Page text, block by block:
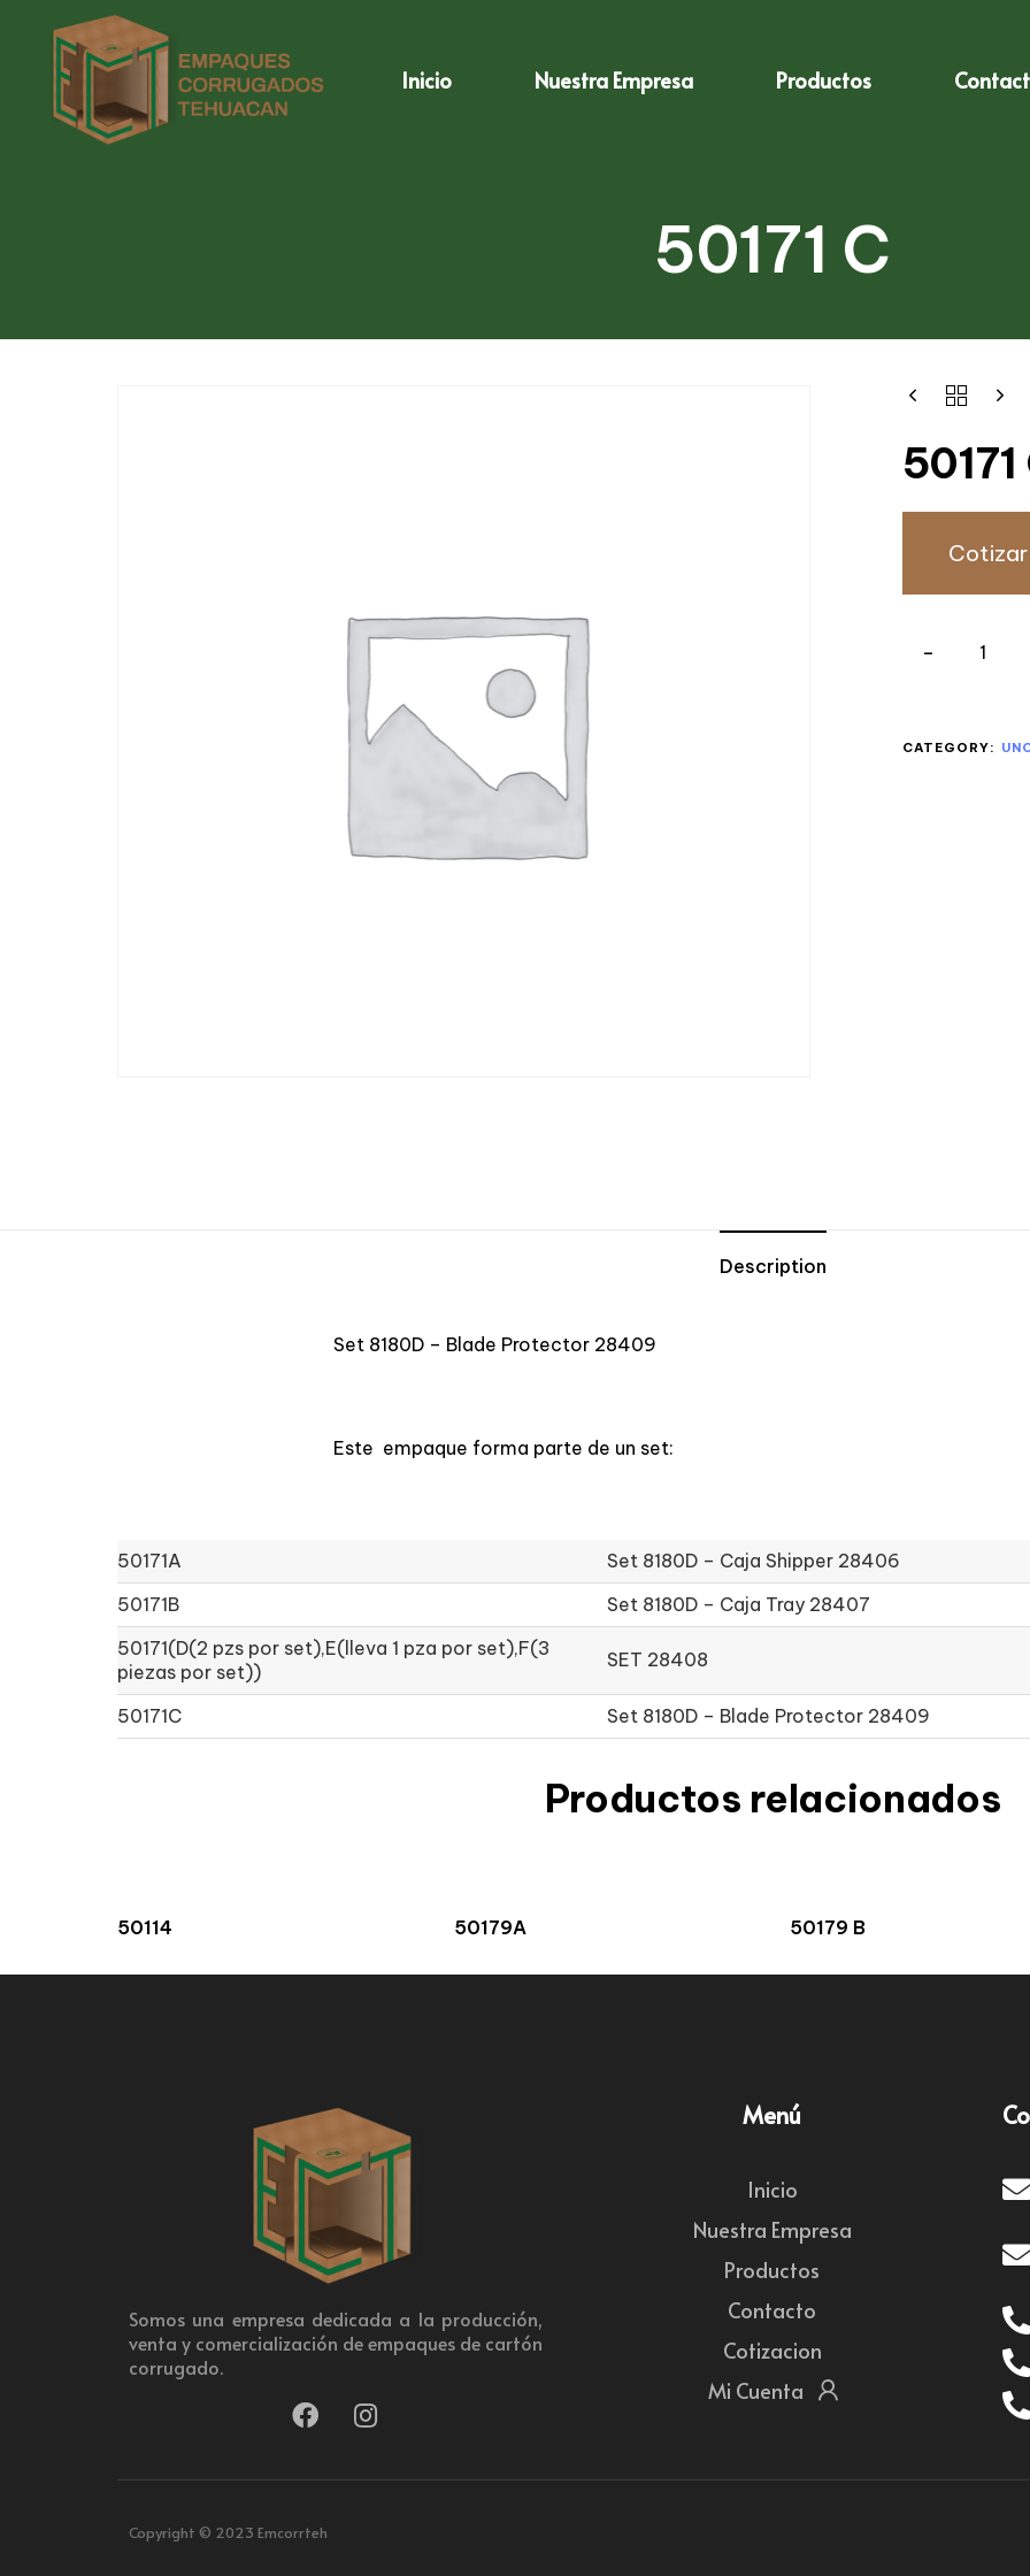
Inicio Nuestra Empresa Productos
50171 C
50171
Cotizar
CATEGORY:
Description
Set 8180D – Blade Protector 28409
Este empaque forma parte de un set:
50171A Set 8180D – Caja Shipper 28406
50171B
Set 8180D – Caja Tray 28407
50171(D(2 pzs por set),E(lleva 1 pza por set),F(3
piezas por set))
SET 28408
50171C Set 8180D – Blade Protector 28409
Productos relacionados
50114 50179A 50179 B
Somos una empresa dedicada a la producción,
venta y comercialización de empaques de cartón
corrugado.
Menú
Inicio
Nuestra Empresa
Productos
Contacto
Cotizacion
Mi Cuenta
Copyright © 2023 Emcorrteh